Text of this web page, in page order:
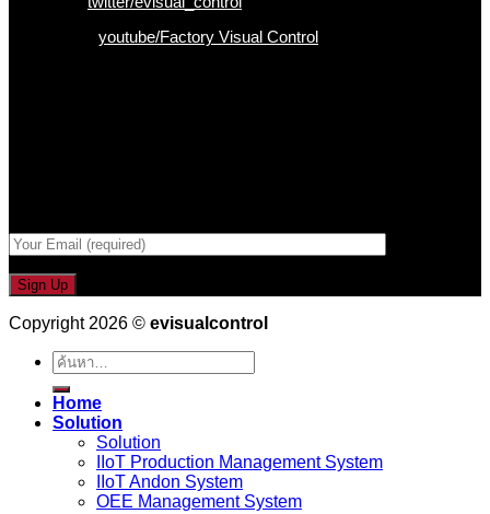
youtube/Factory Visual Control
Copyright 2026 © evisualcontrol
ค้นหา:
Home
Solution
Solution
IIoT Production Management System
IIoT Andon System
OEE Management System